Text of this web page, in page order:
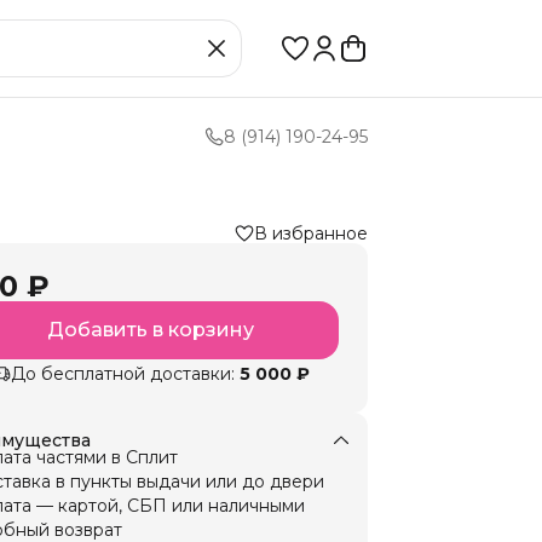
8 (914) 190-24-95
В избранное
₽
Добавить в корзину
До бесплатной доставки: 5 000 ₽
частями в Сплит
в пункты выдачи или до двери
— картой, СБП или наличными
возврат